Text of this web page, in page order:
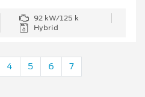
92 kW/125 k
Hybrid
4 5 6 7